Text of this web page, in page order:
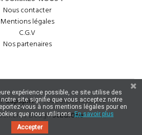
Nous contacter
Mentions légales
C.G.V
Nos partenaires
CupSpirit- Tous droits réservés.
/ DesignStudiOne
expérience possible, ce site utilise des
site signifie que vous acceptez notre
vous à nos mentions légales pour en
que nous utilisons.En savoir plus
Accepter